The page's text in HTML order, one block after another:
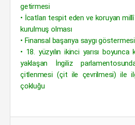
getirmesi
• İcatları tespit eden ve koruyan
kurulmuş olması
• Finansal başarıya saygı göstermesi
• 18. yüzyılın ikinci yarısı
yaklaşan İngiliz
çitlenmesi (çit ile çevrilmesi) ile
çokluğu